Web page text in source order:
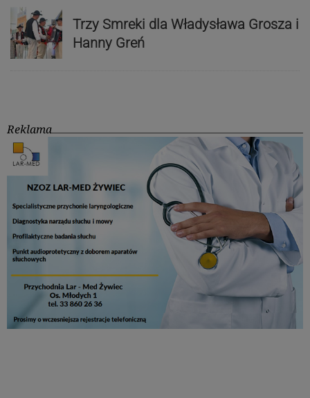
Trzy Smreki dla Władysława Grosza i
Hanny Greń
Reklama